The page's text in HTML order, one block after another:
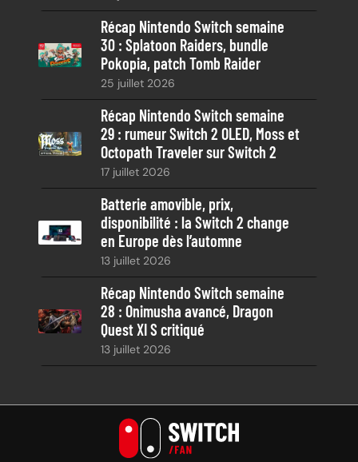
Récap Nintendo Switch semaine
30 : Splatoon Raiders, bundle
Pokopia, patch Tomb Raider
25 juillet 2026
Récap Nintendo Switch semaine
29 : rumeur Switch 2 OLED, Moss et
Octopath Traveler sur Switch 2
17 juillet 2026
Batterie amovible, prix,
disponibilité : la Switch 2 change
en Europe dès l’automne
13 juillet 2026
Récap Nintendo Switch semaine
28 : Onimusha avancé, Dragon
Quest XI S critiqué
13 juillet 2026